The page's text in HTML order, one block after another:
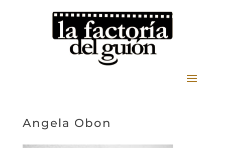
Angela Obon